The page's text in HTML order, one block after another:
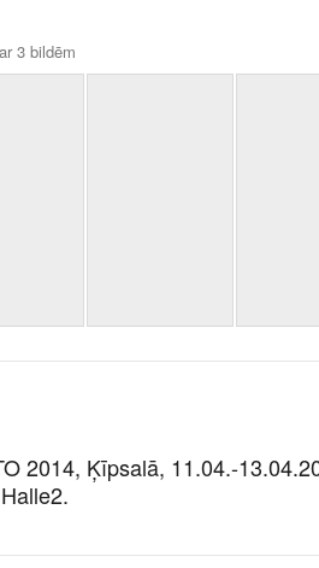
ar3 bildēm
2014, Ķīpsalā, 11.04.-